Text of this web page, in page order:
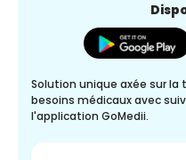
Solution unique axée sur
besoins médicaux avec
l'application GoMedii.